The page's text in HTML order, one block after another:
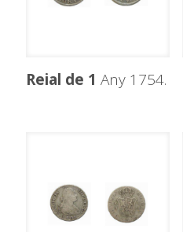
Reial de 1 Any 1754.